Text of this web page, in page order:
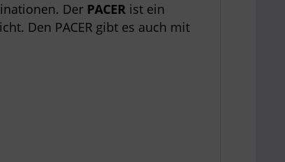
Der PACER ist ein
Den PACER gibt es auch mit